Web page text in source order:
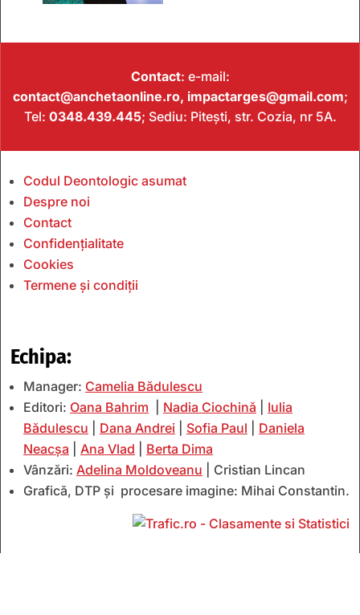
Contact: e-mail:
contact@anchetaonline.ro, impactarges@gmail.com;
Tel: 0348.439.445; Sediu: Pitești, str. Cozia, nr 5A.
Codul Deontologic asumat
Despre noi
Contact
Confidențialitate
Cookies
Termene și condiții
Echipa:
Manager: Camelia Bădulescu
Editori: Oana Bahrim Nadia Ciochină
Iulia
Bădulescu
Dana Andrei Sofia Paul
Daniela
Neacșa
Ana Vlad
Berta Dima
Vânzări: Adelina Moldoveanu | Cristian Lincan
Grafică, DTP și procesare imagine: Mihai Constantin.